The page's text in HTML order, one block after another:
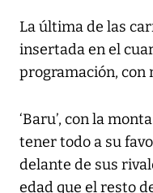
La última de las
insertada en el
programación, con
‘Baru’, con la
tener todo a su
delante de sus
edad que el resto